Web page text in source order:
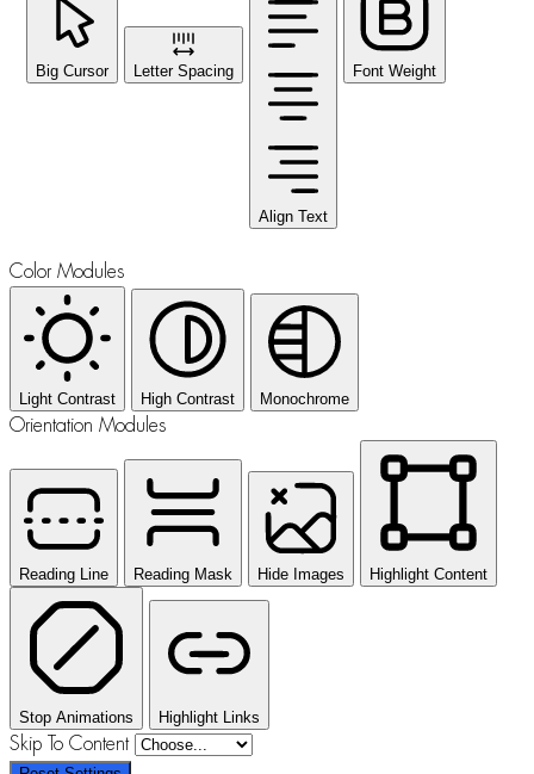
Big Cursor Letter Spacing
Align Text
Font Weight
Color Modules
Light Contrast High Contrast Monochrome
Orientation Modules
Reading Line Reading Mask Hide Images Highlight Content
Stop Animations Highlight Links
Skip To Content